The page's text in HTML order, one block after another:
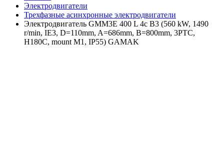
Электродвигатели
Трехфазные асинхронные электродвигатели
Электродвигатель GMM3E 400 L 4c B3 (560 kW, 1490
r/min, IE3, D=110mm, A=686mm, B=800mm, 3PTC,
H180C, mount M1, IP55) GAMAK